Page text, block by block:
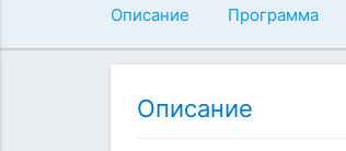
Описание Программа
Описание